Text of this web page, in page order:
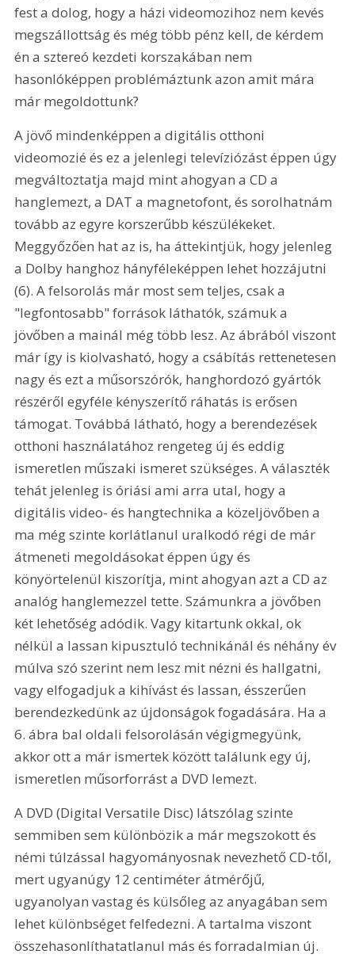
fest a dolog, hogy a házi videomozihoz nem kevés
megszállottság és még több pénz kell, de kérdem
én a sztereó kezdeti korszakában nem
hasonlóképpen problémáztunk azon amit mára
már megoldottunk?
A jövő mindenképpen a digitális otthoni
videomozié és ez a jelenlegi televíziózást éppen úgy
megváltoztatja majd mint ahogyan a CD a
hanglemezt, a DAT a magnetofont, és sorolhatnám
tovább az egyre korszerűbb készülékeket.
Meggyőzően hat az is, ha áttekintjük, hogy jelenleg
a Dolby hanghoz hányféleképpen lehet hozzájutni
(6). A felsorolás már most sem teljes, csak a
"legfontosabb" források láthatók, számuk a
jövőben a mainál még több lesz. Az ábrából viszont
már így is kiolvasható, hogy a csábítás rettenetesen
nagy és ezt a műsorszórók, hanghordozó gyártók
részéről egyféle kényszerítő ráhatás is erősen
támogat. Továbbá látható, hogy a berendezések
otthoni használatához rengeteg új és eddig
ismeretlen műszaki ismeret szükséges. A választék
tehát jelenleg is óriási ami arra utal, hogy a
digitális video- és hangtechnika a közeljövőben a
ma még szinte korlátlanul uralkodó régi de már
átmeneti megoldásokat éppen úgy és
könyörtelenül kiszorítja, mint ahogyan azt a CD az
analóg hanglemezzel tette. Számunkra a jövőben
két lehetőség adódik. Vagy kitartunk okkal, ok
nélkül a lassan kipusztuló technikánál és néhány év
múlva szó szerint nem lesz mit nézni és hallgatni,
vagy elfogadjuk a kihívást és lassan, ésszerűen
berendezkedünk az újdonságok fogadására. Ha a
6. ábra bal oldali felsorolásán végigmegyünk,
akkor ott a már ismertek között találunk egy új,
ismeretlen műsorforrást a DVD lemezt.
A DVD (Digital Versatile Disc) látszólag szinte
semmiben sem különbözik a már megszokott és
némi túlzással hagyományosnak nevezhető CD-től,
mert ugyanúgy 12 centiméter átmérőjű,
ugyanolyan vastag és külsőleg az anyagában sem
lehet különbséget felfedezni. A tartalma viszont
összehasonlíthatatlanul más és forradalmian új.